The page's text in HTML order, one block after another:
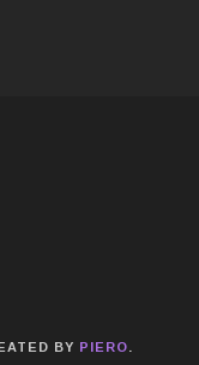
BY PIERO